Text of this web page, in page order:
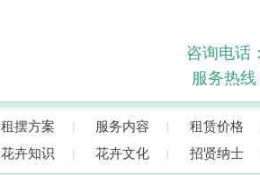
咨询电话
服务热
租摆方案 服务内容 租赁价格
花卉知识 花卉文化 招贤纳士